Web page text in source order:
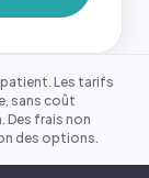
Les tarifs
sans coût
Des frais non
des options.